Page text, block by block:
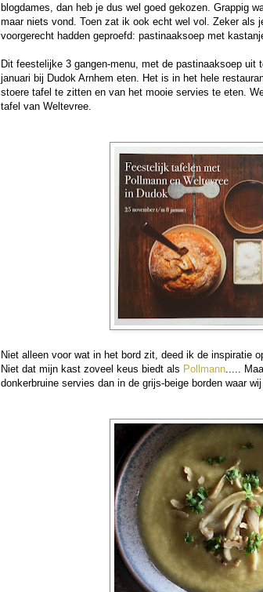
blogdames, dan heb je dus wel goed gekozen. Grappig
maar niets vond. Toen zat ik ook echt wel vol. Zeker als
voorgerecht hadden geproefd: pastinaaksoep met
Dit feestelijke 3 gangen-menu, met de pastinaaksoep
januari bij Dudok Arnhem eten. Het is in het hele
stoere tafel te zitten en van het mooie servies te eten.
tafel van Weltevree.
Niet alleen voor wat in het bord zit, deed ik de inspiratie
Niet dat mijn kast zoveel keus biedt als Pollmann .....
donkerbruine servies dan in de grijs-beige borden waar